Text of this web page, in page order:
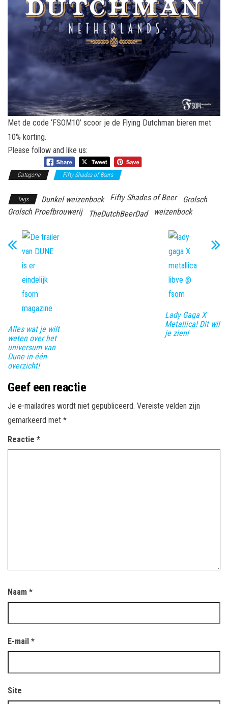
Met de code ‘FSOM10’ scoor je de Flying Dutchman bieren met
10% korting.
Please follow and like us:
Categorie Fifty Shades of Beers
Tags Dunkel weizenbock Fifty Shades of Beer
Grolsch
Grolsch Proefbrouwerij
TheDutchBeerDad weizenbock
Alles wat je wilt
weten over het
universum van
Dune in één
overzicht!
Lady Gaga X
Metallica! Dit wil
je zien!
Geef een reactie
Je e-mailadres wordt niet gepubliceerd. Vereiste velden zijn
gemarkeerd met *
Reactie *
Naam *
E-mail *
Site